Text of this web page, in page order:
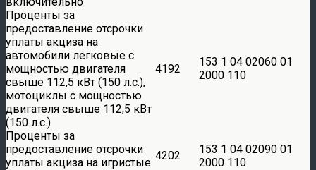
Проценты за
предоставление отсрочки
уплаты акциза на
автомобили легковые с
мощностью двигателя
свыше 112,5 кВт (150 л.с.),
мотоциклы с мощностью
двигателя свыше 112,5 кВт
(150 л.с.)
4192
153 1 04 02060 01
2000 110
Проценты за
предоставление отсрочки
уплаты акциза на игристые
4202
153 1 04 02090 01
2000 110